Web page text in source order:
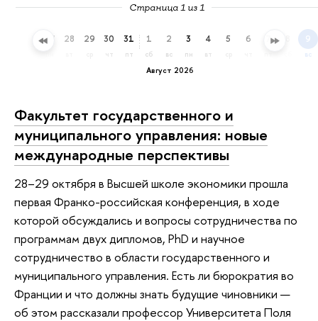
Страница 1 из 1
27 28 29 30
чт
31
пт
Август 2026
1
сб
2
вс
3
пн
4
вт
5 6 7 9
вс
Факультет государственного и
муниципального управления: новые
международные перспективы
28–29 октября в Высшей школе экономики прошла
первая Франко-российская конференция, в ходе
которой обсуждались и вопросы сотрудничества по
программам двух дипломов, PhD и научное
сотрудничество в области государственного и
муниципального управления. Есть ли бюрократия во
Франции и что должны знать будущие чиновники —
об этом рассказали профессор Университета Поля